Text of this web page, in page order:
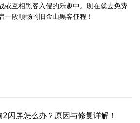
或互相黑客入侵的乐趣中。现在就去免费
一段顺畅的旧金山黑客征程！
2闪屏怎么办？原因与修复详解！